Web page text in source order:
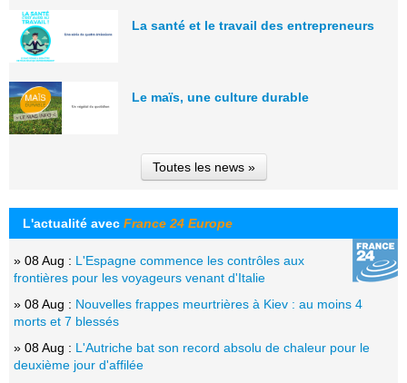
La santé et le travail des entrepreneurs
Le maïs, une culture durable
Toutes les news »
L'actualité avec France 24 Europe
» 08 Aug : L'Espagne commence les contrôles aux
frontières pour les voyageurs venant d'Italie
» 08 Aug : Nouvelles frappes meurtrières à Kiev : au moins 4
morts et 7 blessés
» 08 Aug : L'Autriche bat son record absolu de chaleur pour le
deuxième jour d'affilée